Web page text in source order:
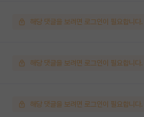
해당 댓글을 보려면 로그인이 필요합니다.
해당 댓글을 보려면 로그인이 필요합니다.
해당 댓글을 보려면 로그인이 필요합니다.